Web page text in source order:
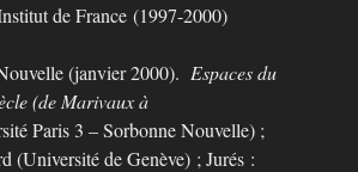
de France (1997-2000)
(janvier 2000). Espaces du
(de Marivaux à
Paris 3 – Sorbonne Nouvelle) ;
(Université de Genève) ; Jurés :